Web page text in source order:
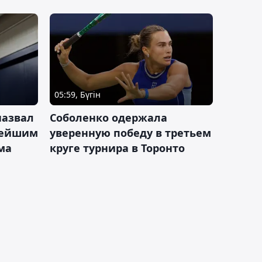
05:59, Бүгін
Соболенко одержала
уверенную победу в третьем
круге турнира в Торонто